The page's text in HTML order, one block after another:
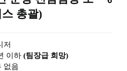
총괄)
저
이하 (팀장급 희망)
없음